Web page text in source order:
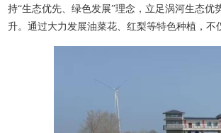
持“生态优先、绿色发展”理念，立足涡河生态
升。通过大力发展油菜花、红梨等特色种植，不